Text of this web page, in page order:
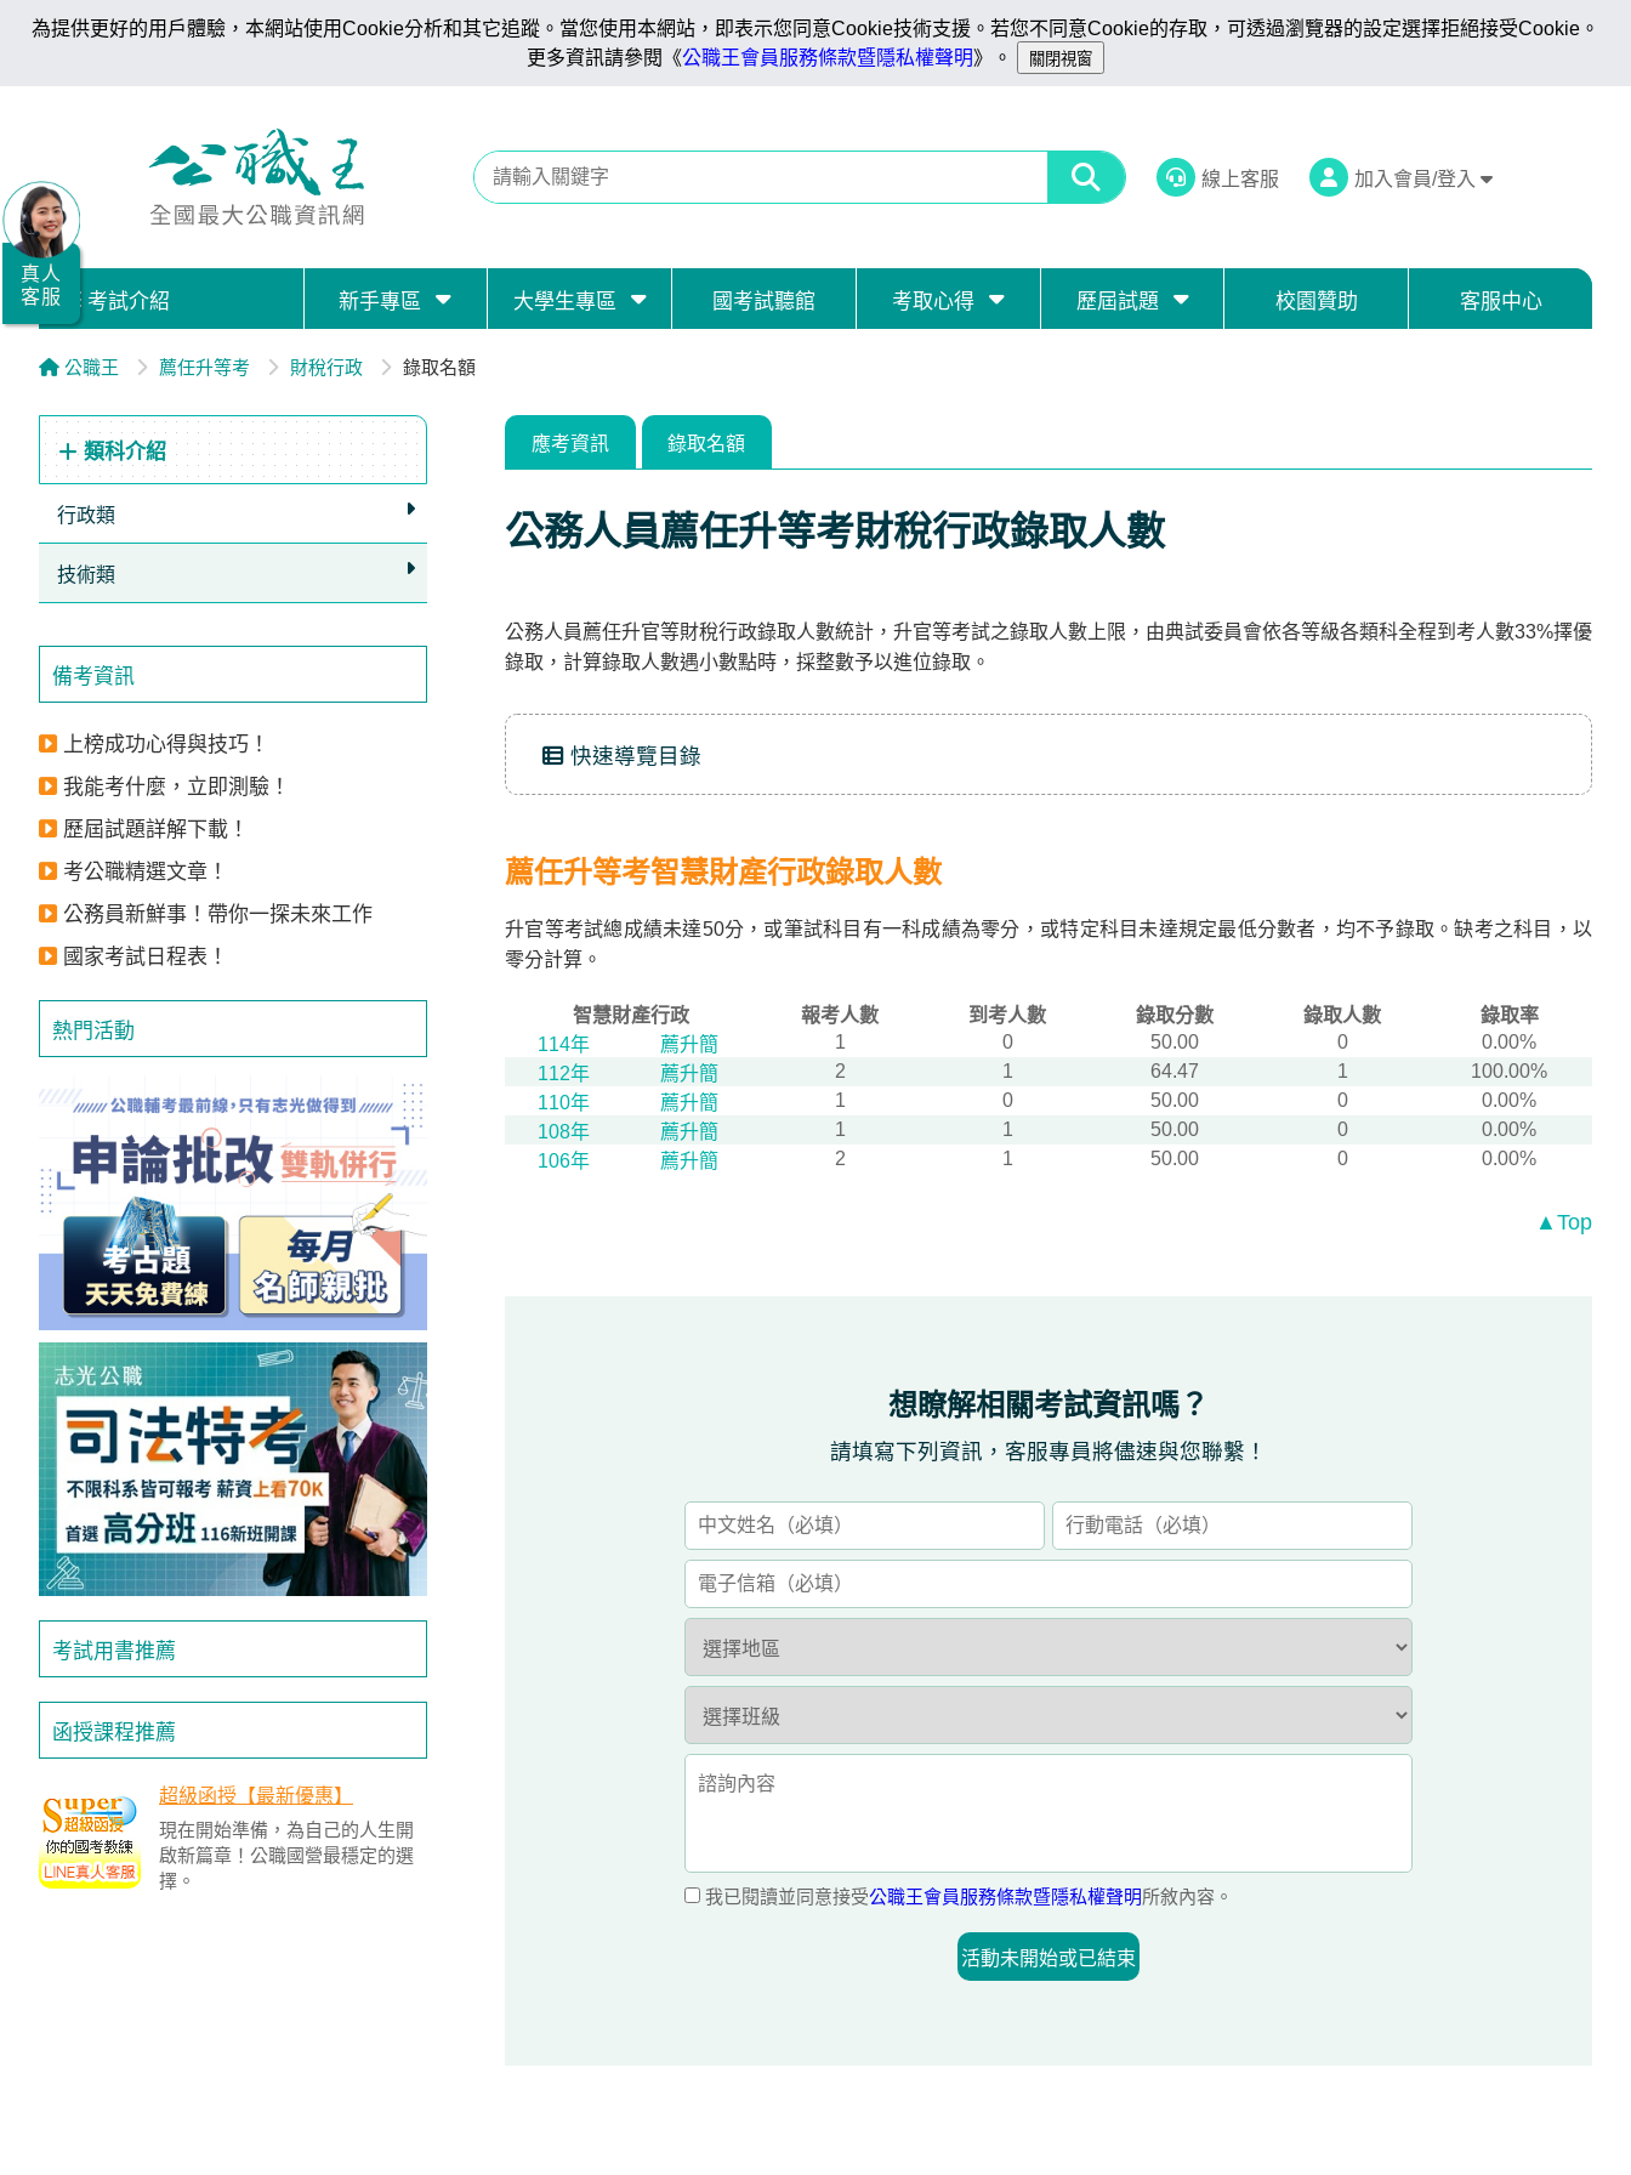
為提供更好的用戶體驗，本網站使用Cookie分析和其它追蹤。當您使用本網站，即表示您同意Cookie技術支援。若您不同意Cookie的存取，可透過瀏覽器的設定選擇拒絕接受Cookie。
更多資訊請參閱《公職王會員服務條款暨隱私權聲明》。
線上客服 加入會員/登入
考試介紹 新手專區 大學生專區 國考試聽館 考取心得 歷屆試題 校園贊助 客服中心
公職王 薦任升等考 財稅行政 錄取名額
類科介紹
行政類
技術類
備考資訊
上榜成功心得與技巧！
我能考什麼，立即測驗！
歷屆試題詳解下載！
考公職精選文章！
公務員新鮮事！帶你一探未來工作
國家考試日程表！
熱門活動
考試用書推薦
函授課程推薦
超級函授【最新優惠】
現在開始準備，為自己的人生開
啟新篇章！公職國營最穩定的選
擇。
應考資訊 錄取名額
公務人員薦任升等考財稅行政錄取人數
公務人員薦任升官等財稅行政錄取人數統計，升官等考試之錄取人數上限，由典試委員會依各等級各類科全程到考人數33%擇優
錄取，計算錄取人數遇小數點時，採整數予以進位錄取。
快速導覽目錄
薦任升等考智慧財產行政錄取人數
升官等考試總成績未達50分，或筆試科目有一科成績為零分，或特定科目未達規定最低分數者，均不予錄取。缺考之科目，以
零分計算。
智慧財產行政 報考人數 到考人數 錄取分數 錄取人數
錄取率
114年
薦升簡 1 0 50.00 0
0.00%
112年
薦升簡 2 1 64.47 1
100.00%
110年
薦升簡 1 0 50.00 0
0.00%
108年
薦升簡 1 1 50.00 0
0.00%
106年
薦升簡 2 1 50.00 0 0.00%
▲Top
想瞭解相關考試資訊嗎？
請填寫下列資訊，客服專員將儘速與您聯繫！
我已閱讀並同意接受公職王會員服務條款暨隱私權聲明所敘內容。
活動未開始或已結束
真人
客服
職/
就
業/
證
務
據
點
即
LINE
官
方
帳
號
專
人
服
，
獲
500
元
折